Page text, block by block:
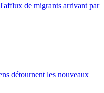
de migrants arrivant par
détournent les nouveaux